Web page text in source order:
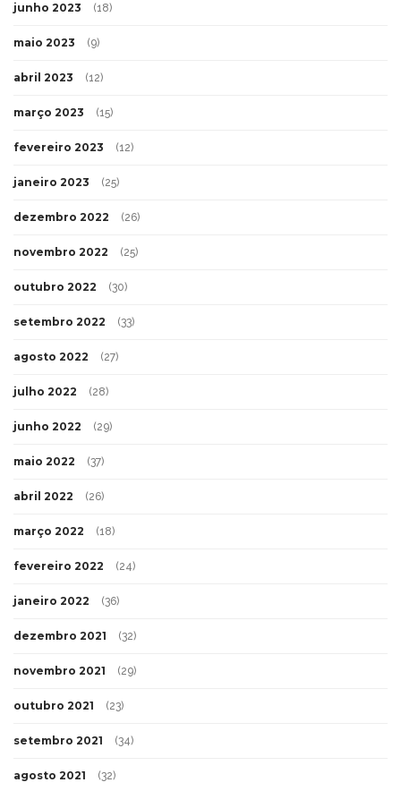
junho 2023 (18)
maio 2023 (9)
abril 2023 (12)
março 2023 (15)
fevereiro 2023 (12)
janeiro 2023 (25)
dezembro 2022 (26)
novembro 2022 (25)
outubro 2022 (30)
setembro 2022 (33)
agosto 2022 (27)
julho 2022 (28)
junho 2022 (29)
maio 2022 (37)
abril 2022 (26)
março 2022 (18)
fevereiro 2022 (24)
janeiro 2022 (36)
dezembro 2021 (32)
novembro 2021 (29)
outubro 2021 (23)
setembro 2021 (34)
agosto 2021 (32)